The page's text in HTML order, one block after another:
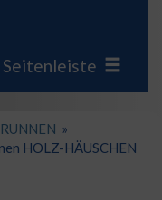
Seitenleiste
»
HOLZ-HÄUSCHEN